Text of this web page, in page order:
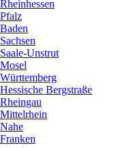
Rheinhessen
Pfalz
Baden
Sachsen
Saale-Unstrut
Mosel
Württemberg
Hessische Bergstraße
Rheingau
Mittelrhein
Nahe
Franken